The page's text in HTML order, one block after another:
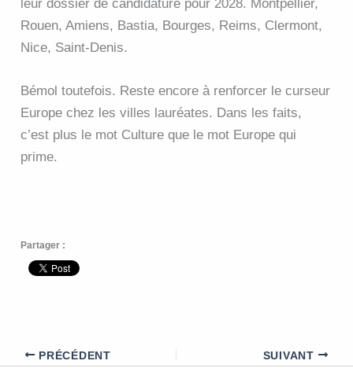
leur dossier de candidature pour 2028. Montpellier,
Rouen, Amiens, Bastia, Bourges, Reims, Clermont,
Nice, Saint-Denis.
Bémol toutefois. Reste encore à renforcer le curseur
Europe chez les villes lauréates. Dans les faits,
c’est plus le mot Culture que le mot Europe qui
prime.
Partager :
PRÉCÉDENT SUIVANT